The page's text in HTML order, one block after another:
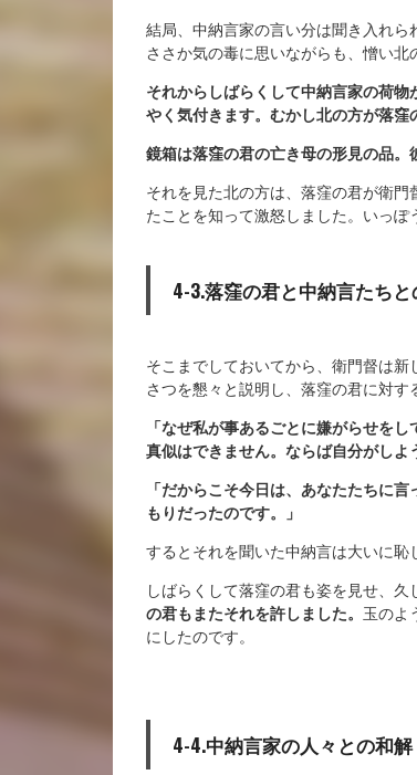
結局、中納言家の言い分は聞き入れ
ささか気の毒に思いながらも、憎い北
それからしばらくして中納言家の荷
やく気付きます。むかし北の方が落窪
鏡箱は落窪の君の亡き母の形見の品。
それを見た北の方は、落窪の君が衛
たことを知って激怒しました。いっぽ
4-3.落窪の君と中納言たち
そこまでしておいてから、衛門督は
さつを懇々と説明し、落窪の君に対す
「なぜ私が事あるごとに嫌がらせを
真似はできません。ならば自分がしよ
「だからこそ今日は、あなたたちに
もりだったのです。」
するとそれを聞いた中納言は大いに恥
しばらくして落窪の君も姿を見せ、久
の君もまたそれを許しました。 玉のよ
にしたのです。
4-4.中納言家の人々との和解